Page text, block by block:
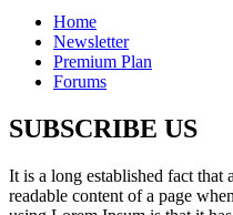
Home
Newsletter
Premium Plan
Forums
SUBSCRIBE US
It is a long established fact that
readable content of a page